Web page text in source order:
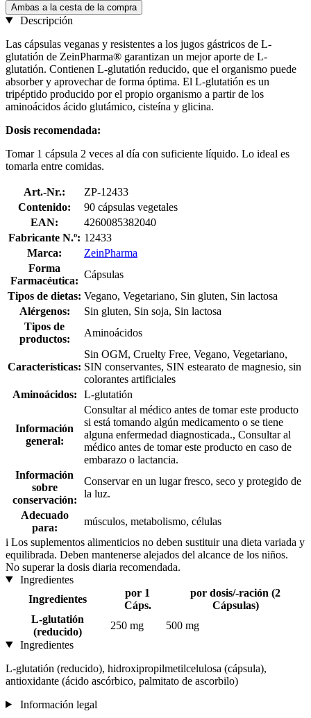
Ambas a la cesta de la compra
Descripción
Las cápsulas veganas y resistentes a los jugos gástricos de L-
glutatión de ZeinPharma® garantizan un mejor aporte de L-
glutatión. Contienen L-glutatión reducido, que el organismo puede
absorber y aprovechar de forma óptima. El L-glutatión es un
tripéptido producido por el propio organismo a partir de los
aminoácidos ácido glutámico, cisteína y glicina.
Dosis recomendada:
Tomar 1 cápsula 2 veces al día con suficiente líquido. Lo ideal es
tomarla entre comidas.
Art.-Nr.:
ZP-12433
Contenido:
90 cápsulas vegetales
EAN:
4260085382040
Fabricante N.º: 12433
Marca:
ZeinPharma
Forma
Farmacéutica:
Cápsulas
Tipos de dietas: Vegano, Vegetariano, Sin gluten, Sin lactosa
Alérgenos:
Sin gluten, Sin soja, Sin lactosa
Tipos de
productos:
Aminoácidos
Características:
Sin OGM, Cruelty Free, Vegano, Vegetariano,
SIN conservantes, SIN estearato de magnesio, sin
colorantes artificiales
Aminoácidos:
L-glutatión
Información
general:
Consultar al médico antes de tomar este producto
si está tomando algún medicamento o se tiene
alguna enfermedad diagnosticada., Consultar al
médico antes de tomar este producto en caso de
embarazo o lactancia.
Información
sobre
conservación:
Conservar en un lugar fresco, seco y protegido de
la luz.
Adecuado
para:
músculos, metabolismo, células
i Los suplementos alimenticios no deben sustituir una dieta variada y
equilibrada. Deben mantenerse alejados del alcance de los niños.
No superar la dosis diaria recomendada.
Ingredientes
Ingredientes
por 1
Cáps.
por dosis/-ración (2
Cápsulas)
L-glutatión
(reducido)
250 mg
500 mg
Ingredientes
L-glutatión (reducido), hidroxipropilmetilcelulosa (cápsula),
antioxidante (ácido ascórbico, palmitato de ascorbilo)
Información legal